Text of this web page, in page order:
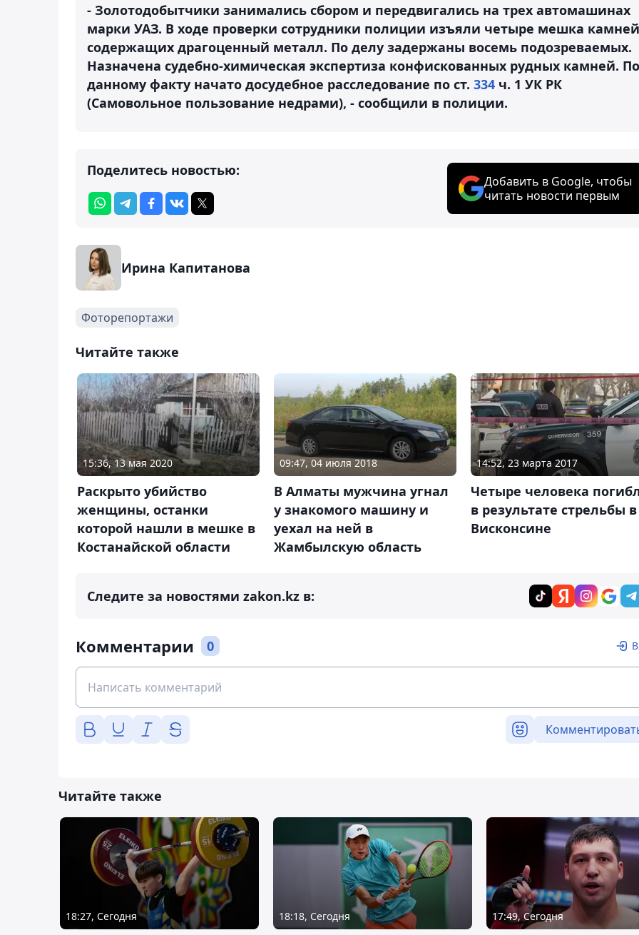
- Золотодобытчики занимались сбором и передвигались на трех автомашинах
марки УАЗ. В ходе проверки сотрудники полиции изъяли четыре мешка
содержащих драгоценный металл. По делу задержаны восемь подозреваемых.
Назначена судебно-химическая экспертиза конфискованных рудных камней. По
данному факту начато досудебное расследование по ст. 334 ч. 1 УК РК
(Самовольное пользование недрами), - сообщили в полиции.
Поделитесь новостью:
Добавить в Google, чтобы
читать новости первым
Ирина Капитанова
Фоторепортажи
Читайте также
15:36, 13 мая 2020
Раскрыто убийство
женщины, останки
которой нашли в мешке в
Костанайской области
09:47, 04 июля 2018
В Алматы мужчина угнал
у знакомого машину и
уехал на ней в
Жамбылскую область
14:52, 23 марта 2017
Четыре человека
в результате стрельбы в
Висконсине
Следите за новостями zakon.kz в:
Комментарии 0
Читайте также
18:27, Сегодня 18:18, Сегодня 17:49, Сегодня